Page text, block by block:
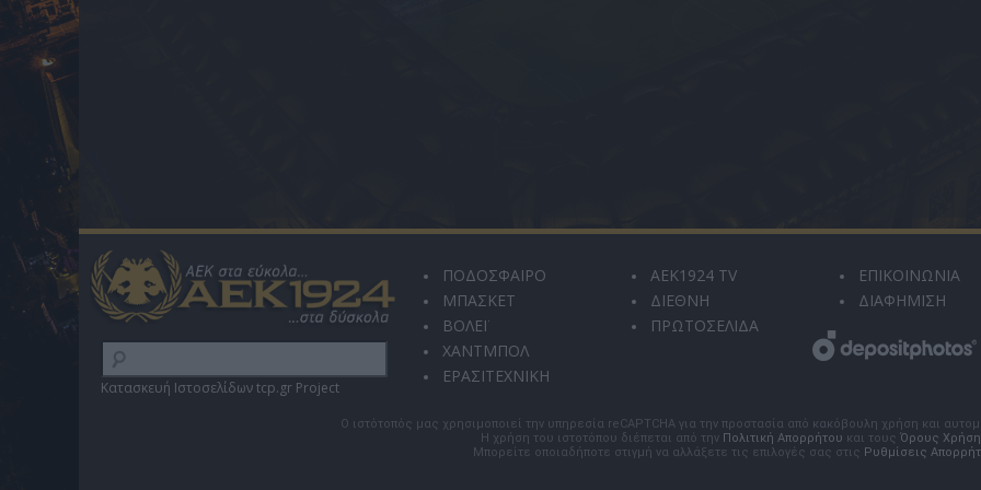
Κατασκευή Ιστοσελίδων tcp.gr Project
ΠΟΔΟΣΦΑΙΡΟ
ΜΠΑΣΚΕΤ
ΒΟΛΕΪ
ΧΑΝΤΜΠΟΛ
ΕΡΑΣΙΤΕΧΝΙΚΗ
AEK1924 TV
ΔΙΕΘΝΗ
ΠΡΩΤΟΣΕΛΙΔΑ
ΕΠΙΚΟΙΝΩΝΙΑ
ΔΙΑΦΗΜΙΣΗ
Ο ιστότοπός μας χρησιμοποιεί την υπηρεσία reCAPTCHA για την προστασία από κακόβουλη χρήση και
Η χρήση του ιστοτόπου διέπεται από την Πολιτική Απορρήτου και τους Όρους
Μπορείτε οποιαδήποτε στιγμή να αλλάξετε τις επιλογές σας στις Ρυθμίσεις